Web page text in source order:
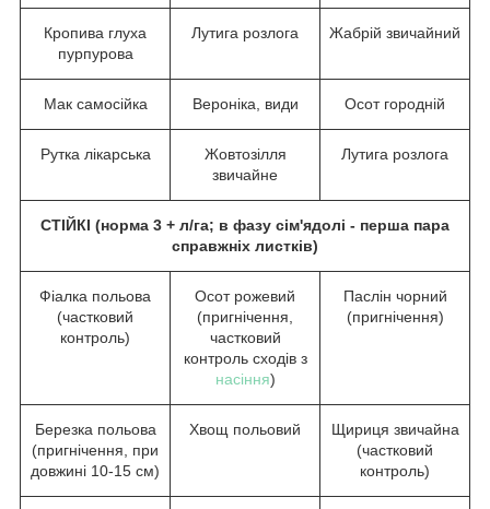
Кропива глуха
пурпурова
Лутига розлога Жабрій звичайний
Мак самосійка Вероніка, види Осот городній
Рутка лікарська
Жовтозілля
звичайне
Лутига розлога
СТІЙКІ (норма 3 + л/га; в фазу сім'ядолі - перша пара
справжніх листків)
Фіалка польова
(частковий
контроль)
Осот рожевий
(пригнічення,
частковий
контроль сходів з
насіння)
Паслін чорний
(пригнічення)
Березка польова
(пригнічення, при
довжині 10-15 см)
Хвощ польовий
Щириця звичайна
(частковий
контроль)